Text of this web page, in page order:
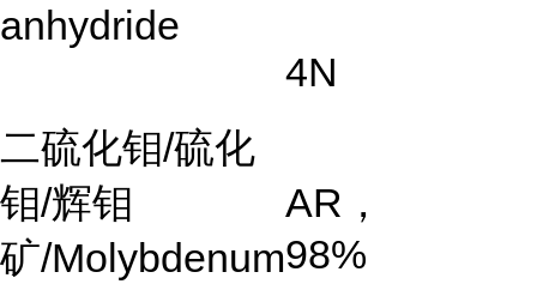
anhydride
4N
二硫化钼/硫化
钼/辉钼
矿/Molybdenum
AR ，
98%